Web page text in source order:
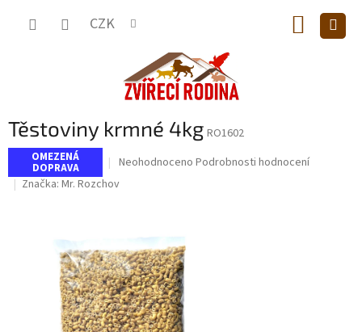
CZK
KOŠÍK
Těstoviny krmné 4kg RO1602
OMEZENÁ
DOPRAVA
Průměrné
produktu
5
hvězdiček.
Neohodnoceno Podrobnosti hodnocení
Značka: Mr. Rozchov